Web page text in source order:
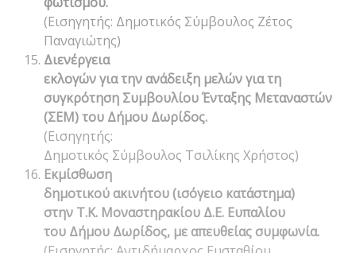
(Εισηγητής: Δημοτικός Σύμβουλος Ζέτος
Παναγιώτης)
Διενέργεια
εκλογών για την ανάδειξη μελών για τη
συγκρότηση Συμβουλίου Ένταξης Μεταναστών
(ΣΕΜ) του Δήμου Δωρίδος.
(Εισηγητής:
Δημοτικός Σύμβουλος Τσιλίκης Χρήστος)
Εκμίσθωση
δημοτικού ακινήτου (ισόγειο κατάστημα)
στην Τ.Κ. Μοναστηρακίου Δ.Ε. Ευπαλίου
του Δήμου Δωρίδος, με απευθείας συμφωνία.